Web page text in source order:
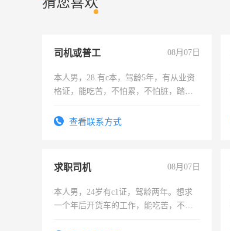
司机或普工 08月07日
本人男，28.有c本，驾龄5年，有从业资
格证，能吃苦，不怕累，不怕脏，踏
查看联系方式
求职司机 08月07日
本人男，24岁有c1证，驾龄两年。想求
一个年后开货车的工作，能吃苦，不怕